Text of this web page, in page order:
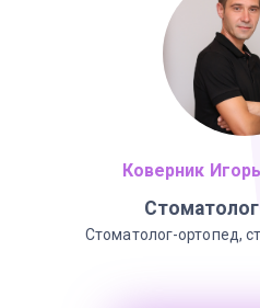
Коверник
Стоматолог-ортопед,